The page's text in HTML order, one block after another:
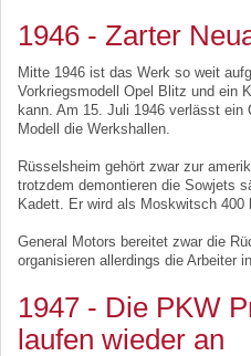
1946 - Zarter
Mitte 1946 ist das Werk so weit
Vorkriegsmodell Opel Blitz und ein
kann. Am 15. Juli 1946 verlässt ein
Modell die Werkshallen.
Rüsselsheim gehört zwar zur
trotzdem demontieren die Sowjets
Kadett. Er wird als Moskwitsch 400
General Motors bereitet zwar die
organisieren allerdings die Arbeiter
1947 - Die PKW
laufen wieder an